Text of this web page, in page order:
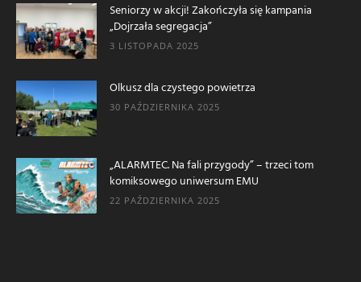
Seniorzy w akcji! Zakończyła się kampania
„Dojrzała segregacja”
3 LISTOPADA 2025
Olkusz dla czystego powietrza
30 PAŹDZIERNIKA 2025
„ALARMTEC. Na fali przygody” – trzeci tom
komiksowego uniwersum EMU
22 PAŹDZIERNIKA 2025